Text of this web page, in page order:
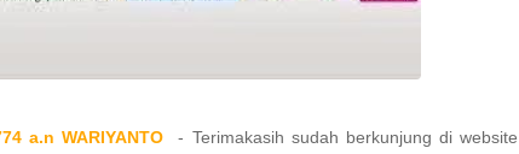
a.n WARIYANTO- Terimakasih sudah berkunjung di website